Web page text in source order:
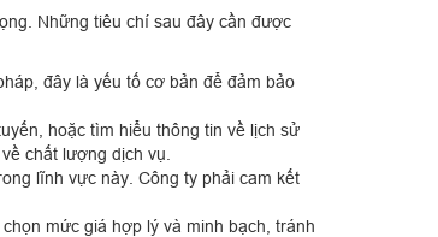
Những tiêu chí sau đây cần được
đây là yếu tố cơ bản để đảm bảo
hoặc tìm hiểu thông tin về lịch sử
chất lượng dịch vụ.
lĩnh vực này. Công ty phải cam kết
mức giá hợp lý và minh bạch, tránh